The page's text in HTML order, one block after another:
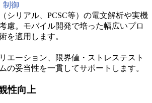
制御
シリアル、PCSC等）の電文解析や実機
慮。モバイル開発で培った幅広いプロ
を適用します。
エーション、限界値・ストレステスト
の妥当性を一貫してサポートします。
性向上